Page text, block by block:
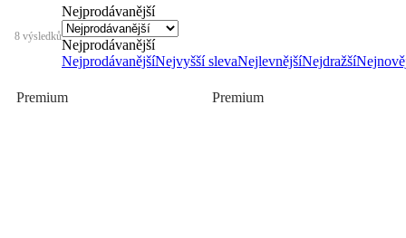
8 výsledků
Nejprodávanější
Nejprodávanější
NejprodávanějšíNejvyšší slevaNejlevnějšíNejdražší
Premium Premium